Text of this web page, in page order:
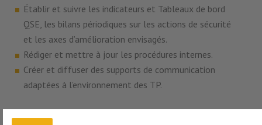
Établir et suivre les indicateurs et Tableaux de bord
QSE, les bilans périodiques sur les actions de sécurité
et les axes d’amélioration envisagés.
Rédiger et mettre à jour les procédures internes.
Créer et diffuser des supports de communication
adaptées à l’environnement des TP.